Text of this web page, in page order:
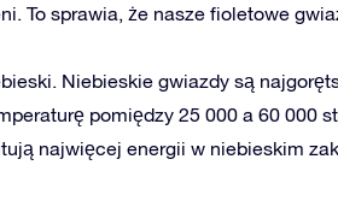
To sprawia, że nasze fioletowe
Niebieskie gwiazdy są
pomiędzy 25 000 a 60 000
najwięcej energii w niebieskim